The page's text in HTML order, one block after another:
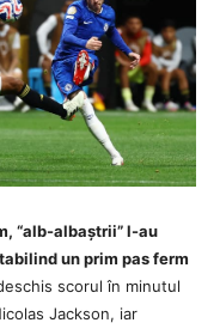
“alb-albaștrii” l-au
un prim pas ferm
scorul în minutul
Jackson, iar